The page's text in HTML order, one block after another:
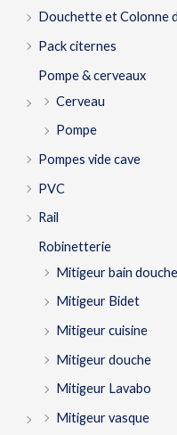
Douchette et Colonne
Pack citernes
Pompe & cerveaux
Cerveau
Pompe
Pompes vide cave
PVC
Rail
Robinetterie
Mitigeur bain douche
Mitigeur Bidet
Mitigeur cuisine
Mitigeur douche
Mitigeur Lavabo
Mitigeur vasque